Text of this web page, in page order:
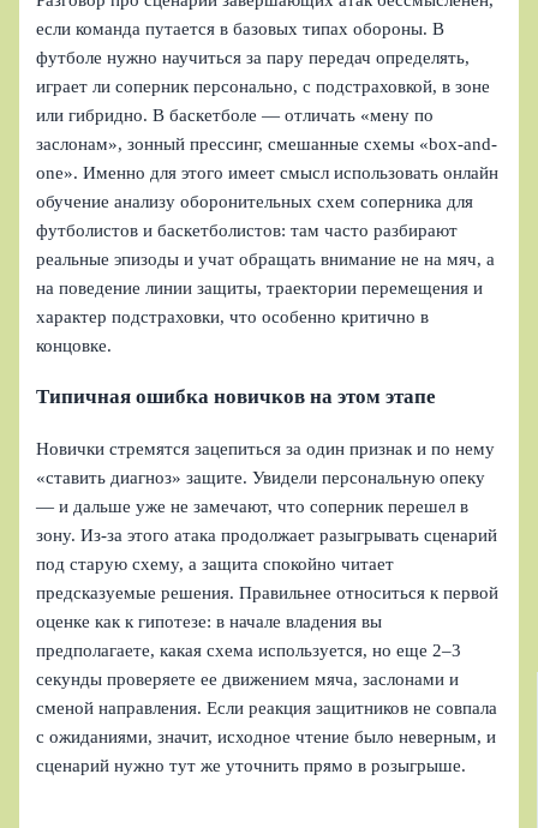
если команда путается в базовых типах обороны. В
футболе нужно научиться за пару передач определять,
играет ли соперник персонально, с подстраховкой, в зоне
или гибридно. В баскетболе — отличать «мену по
заслонам», зонный прессинг, смешанные схемы «box-and-
one». Именно для этого имеет смысл использовать онлайн
обучение анализу оборонительных схем соперника для
футболистов и баскетболистов: там часто разбирают
реальные эпизоды и учат обращать внимание не на мяч, а
на поведение линии защиты, траектории перемещения и
характер подстраховки, что особенно критично в
концовке.
Типичная ошибка новичков на этом этапе
Новички стремятся зацепиться за один признак и по нему
«ставить диагноз» защите. Увидели персональную опеку
— и дальше уже не замечают, что соперник перешел в
зону. Из‑за этого атака продолжает разыгрывать сценарий
под старую схему, а защита спокойно читает
предсказуемые решения. Правильнее относиться к первой
оценке как к гипотезе: в начале владения вы
предполагаете, какая схема используется, но еще 2–3
секунды проверяете ее движением мяча, заслонами и
сменой направления. Если реакция защитников не совпала
с ожиданиями, значит, исходное чтение было неверным, и
сценарий нужно тут же уточнить прямо в розыгрыше.